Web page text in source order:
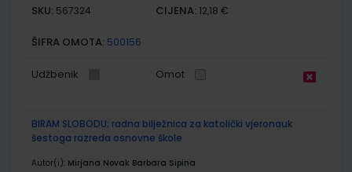
SKU: 567324 CIJENA: 12,18 €
ŠIFRA OMOTA: 500156
Udžbenik Omot
BIRAM SLOBODU; radna bilježnica za katolički vjeronauk
šestoga razreda osnovne škole
Autor(i): Mirjana Novak Barbara Sipina